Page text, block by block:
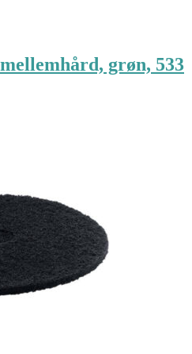
grøn, 533